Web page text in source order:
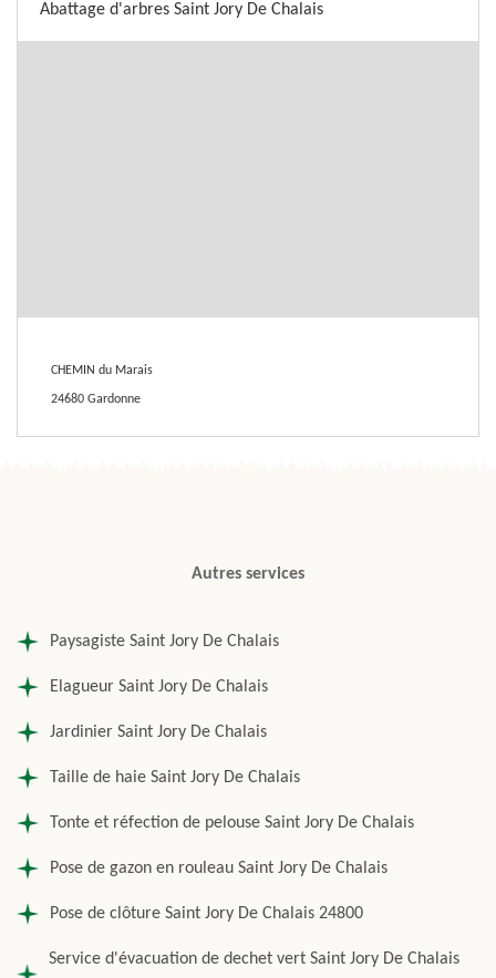
Abattage d'arbres Saint Jory De Chalais
CHEMIN du Marais
24680 Gardonne
Autres services
Paysagiste Saint Jory De Chalais
Elagueur Saint Jory De Chalais
Jardinier Saint Jory De Chalais
Taille de haie Saint Jory De Chalais
Tonte et réfection de pelouse Saint Jory De Chalais
Pose de gazon en rouleau Saint Jory De Chalais
Pose de clôture Saint Jory De Chalais 24800
Service d'évacuation de dechet vert Saint Jory De Chalais